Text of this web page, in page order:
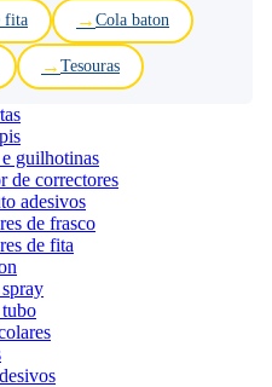
fita Cola baton
Tesouras
guilhotinas
de correctores
adesivos
de frasco
de fita